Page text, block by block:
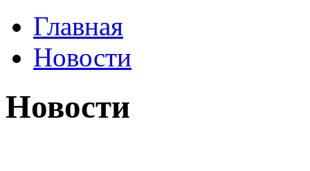
Главная
Новости
Новости